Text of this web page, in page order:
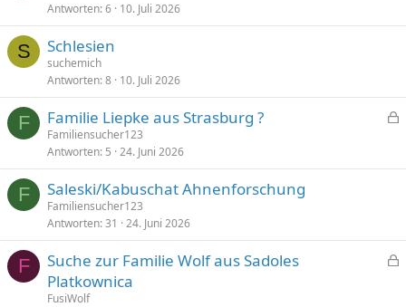
Antworten 6 10. Juli 2026
S Schlesien
suchemich
Antworten 8 10. Juli 2026
F
p
Familie Liepke aus Strasburg ?
Familiensucher123
Antworten 5 24. Juni 2026
F Saleski/Kabuschat Ahnenforschung
Familiensucher123
Antworten 31 24. Juni 2026
F
Suche zur Familie Wolf aus Sadoles
Platkownica
FusiWolf